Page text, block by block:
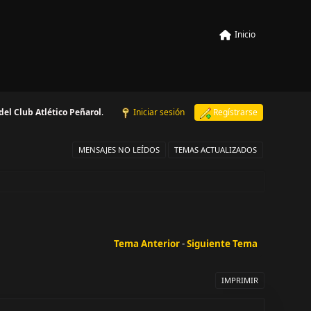
Inicio
Club Atlético Peñarol. Iniciar sesión Regístrarse
MENSAJES NO LEÍDOS TEMAS ACTUALIZADOS
Tema Anterior-Siguiente Tema
IMPRIMIR